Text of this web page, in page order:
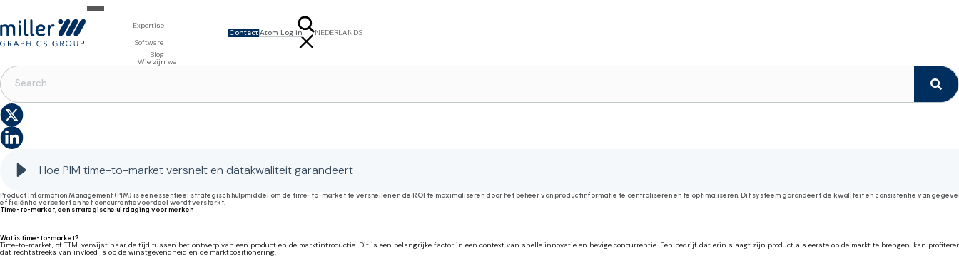
Expertise
Expertise voor merkeigenaars
3D Visualisaties
Prepress Diensten
Expertise voor drukkerijen
Software
Packaging Artwork Management - Millnet
Digital Asset Management - DAM
Product Information Management - PIM
Blog
Wie zijn we
ContactAtom Log in
NEDERLANDS
ENGLISH
FRANÇAIS
PRODUCT INFORMATION MANAGEMENT
Hoe PIM uw time-to-market versnelt en tegelijkertijd de kwaliteit van uw gegevens garandeert
Hoe PIM time-to-market versnelt en datakwaliteit garandeert
Product Information Management (PIM) is een essentieel strategisch hulpmiddel om de time-to-market te versnellen en de ROI te maximaliseren door het beheer van productinformatie te centraliseren en te optimaliseren. Dit systeem garandeert de kwaliteit en consistentie van
efficiëntie verbetert en het concurrentievoordeel wordt versterkt.
Time-to-market, een strategische uitdaging voor merken
Wat is time-to-market?
Time-to-market, of TTM, verwijst naar de tijd tussen het ontwerp van een product en de marktintroductie. Dit is een belangrijke factor in een context van snelle innovatie en hevige concurrentie. Een bedrijf dat erin slaagt zijn product als eerste op de markt te brengen, kan
dat rechtstreeks van invloed is op de winstgevendheid en de marktpositionering.